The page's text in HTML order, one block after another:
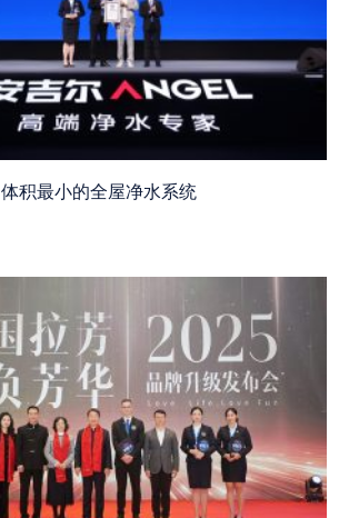
体积最小的全屋净水系统